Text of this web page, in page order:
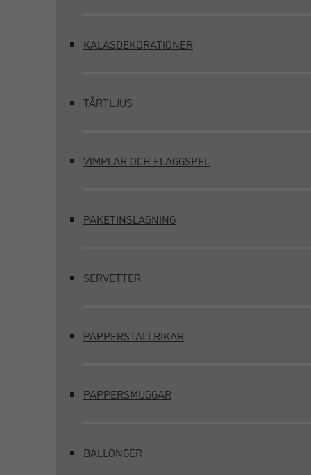
KALASDEKORATIONER
TÅRTLJUS
VIMPLAR OCH FLAGGSPEL
PAKETINSLAGNING
SERVETTER
PAPPERSTALLRIKAR
PAPPERSMUGGAR
BALLONGER